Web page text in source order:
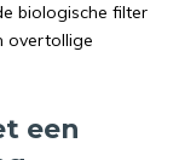
biologische filter
overtollige
een